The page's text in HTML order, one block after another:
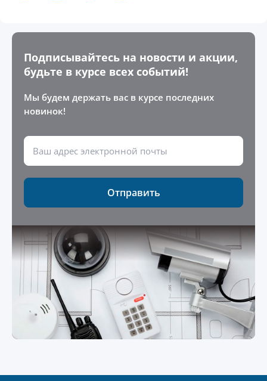
Подписывайтесь на новости и акции,
будьте в курсе всех событий!
Мы будем держать вас в курсе последних
новинок!
Отправить